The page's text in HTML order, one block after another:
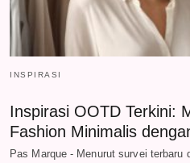
INSPIRASI
Inspirasi OOTD Terkini:
Fashion Minimalis
Pas Marque - Menurut survei